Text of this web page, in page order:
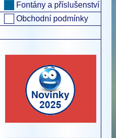
Fontány a příslušenství
Obchodní podmínky